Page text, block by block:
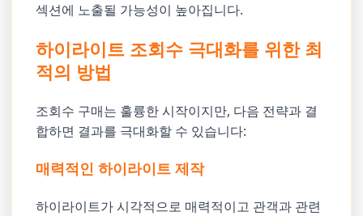
섹션에 노출될 가능성이 높아집니다.
하이라이트 조회수 극대화를 위한 최
적의 방법
조회수 구매는 훌륭한 시작이지만, 다음 전략과 결
합하면 결과를 극대화할 수 있습니다:
매력적인 하이라이트 제작
하이라이트가 시각적으로 매력적이고 관객과 관련